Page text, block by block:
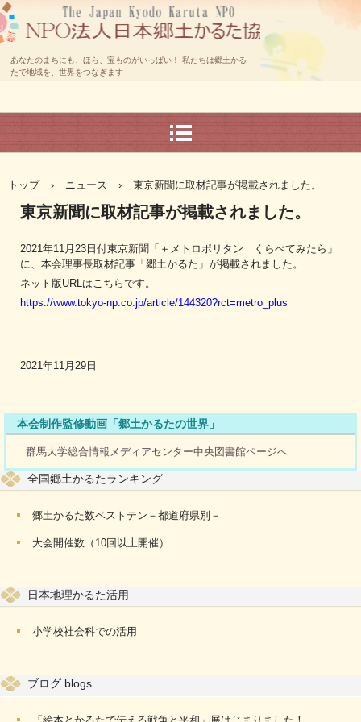
あなたのまちにも、ほら、宝ものがいっぱい！ 私たちは郷土かる
たで地域を、世界をつなぎます
トップ › ニュース › 東京新聞に取材記事が掲載されました。
東京新聞に取材記事が掲載されました。
2021年11月23日付東京新聞「＋メトロポリタン くらべてみたら」
に、本会理事長取材記事「郷土かるた」が掲載されました。
ネット版URLはこちらです。
https://www.tokyo-np.co.jp/article/144320?rct=metro_plus
2021年11月29日
本会制作監修動画「郷土かるたの世界」
群馬大学総合情報メディアセンター中央図書館ページへ
全国郷土かるたランキング
郷土かるた数ベストテン－都道府県別－
大会開催数（10回以上開催）
日本地理かるた活用
小学校社会科での活用
ブログ blogs